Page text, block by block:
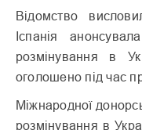
Відомство
Іспанія
розмінування в
оголошено під час
Міжнародної
розмінування в